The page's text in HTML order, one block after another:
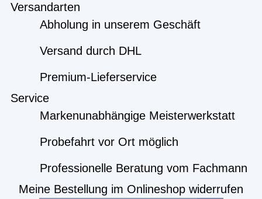
Versandarten
Abholung in unserem Geschäft
Versand durch DHL
Premium-Lieferservice
Service
Markenunabhängige Meisterwerkstatt
Probefahrt vor Ort möglich
Professionelle Beratung vom Fachmann
Meine Bestellung im Onlineshop widerrufen